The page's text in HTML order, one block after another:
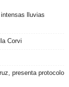
lluvias
Corvi
presenta protocolo